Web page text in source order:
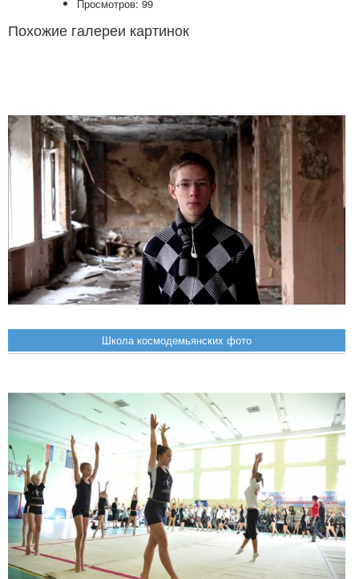
Просмотров: 99
Похожие галереи картинок
Школа космодемьянских фото